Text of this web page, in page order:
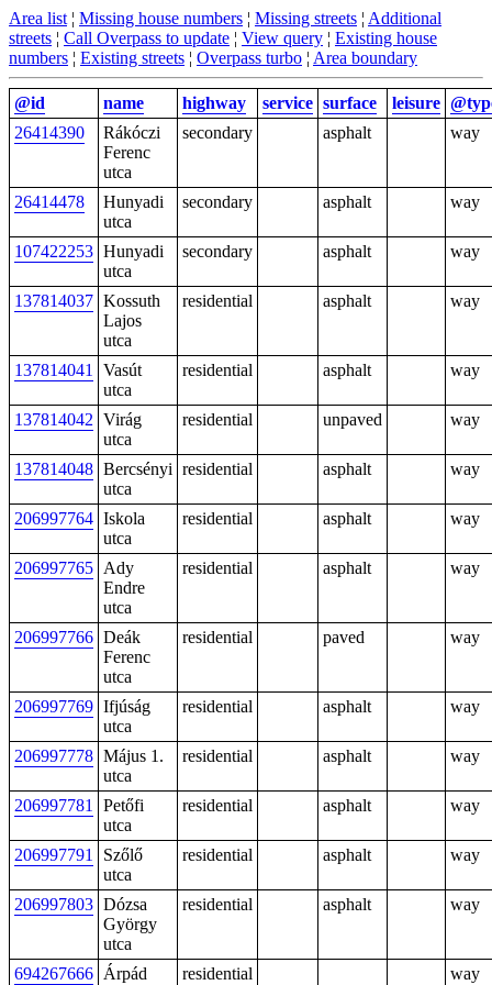
Area list ¦ Missing house numbers ¦ Missing streets ¦ Additional
streets ¦ Call Overpass to update ¦ View query ¦ Existing house
numbers ¦ Existing streets ¦ Overpass turbo ¦ Area boundary
@id name highway service surface leisure
26414390
Rákóczi
Ferenc
utca
secondary asphalt way
26414478
Hunyadi
utca
secondary asphalt way
107422253 Hunyadi
utca
secondary asphalt way
137814037 Kossuth
Lajos
utca
residential asphalt way
137814041
Vasút
utca
residential asphalt way
137814042 Virág
utca
residential unpaved way
137814048 Bercsényi
utca
residential asphalt way
206997764 Iskola
utca
residential asphalt way
206997765 Ady
Endre
utca
residential asphalt way
206997766 Deák
Ferenc
utca
residential paved way
206997769 Ifjúság
utca
residential asphalt way
206997778 Május 1.
utca
residential asphalt way
206997781
Petőfi
utca
residential asphalt way
206997791
Szőlő
utca
residential asphalt way
206997803 Dózsa
György
utca
residential asphalt way
694267666 Árpád
residential way